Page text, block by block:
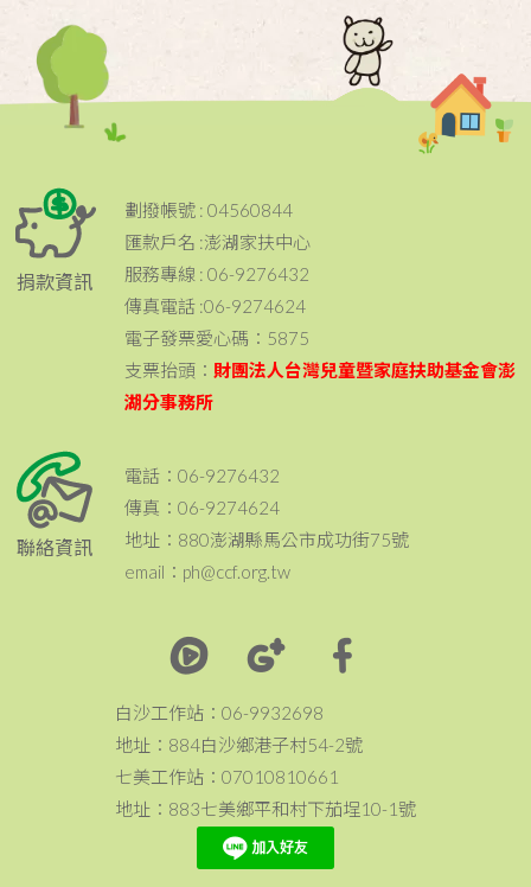
捐款資訊
劃撥帳號 : 04560844
匯款戶名 :澎湖家扶中心
服務專線 : 06-9276432
傳真電話 :06-9274624
電子發票愛心碼：5875
支票抬頭： 財團法人台灣兒童暨家庭扶助基金會澎
湖分事務所
聯絡資訊
電話：06-9276432
傳真：06-9274624
地址：880澎湖縣馬公市成功街75號
email：ph@ccf.org.tw
白沙工作站：06-9932698
地址：884白沙鄉港子村54-2號
七美工作站：07010810661
地址：883七美鄉平和村下茄埕10-1號